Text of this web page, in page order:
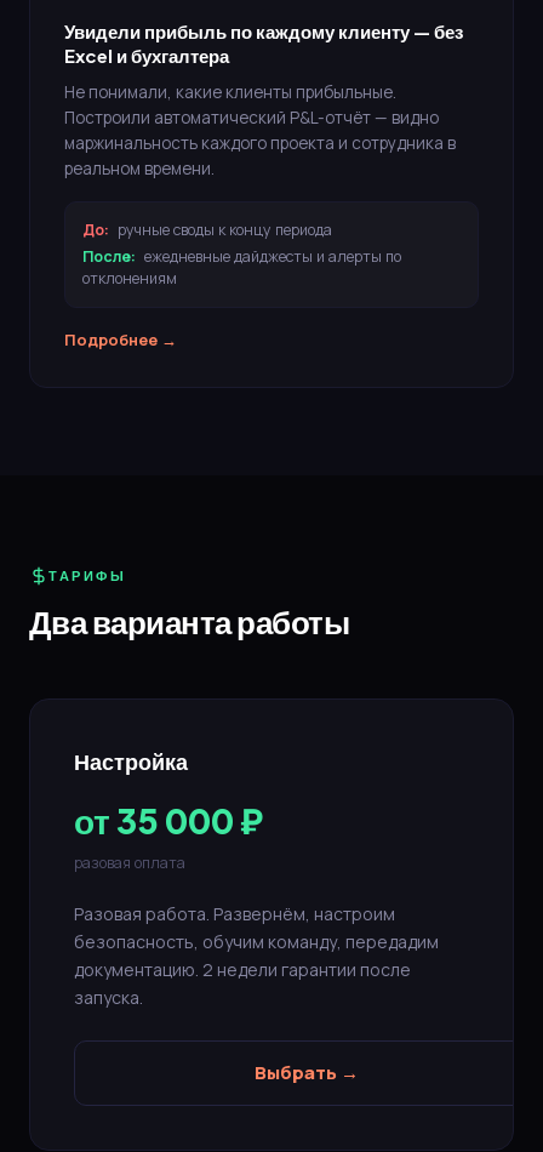
Увидели прибыль по каждому клиенту — без
Excel и бухгалтера
Не понимали, какие клиенты прибыльные.
Построили автоматический P&L-отчёт — видно
маржинальность каждого проекта и сотрудника в
реальном времени.
До: ручные своды к концу периода
После: ежедневные дайджесты и алерты по
отклонениям
Подробнее →
ТАРИФЫ
Два варианта работы
Настройка
от 35 000 ₽
разовая оплата
Разовая работа. Развернём, настроим
безопасность, обучим команду, передадим
документацию. 2 недели гарантии после
запуска.
Выбрать →